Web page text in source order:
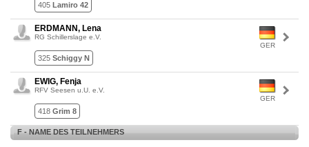
405 Lamiro 42
GER
ERDMANN, Lena
RG Schillerslage e.V.
325 Schiggy N
GER
EWIG, Fenja
RFV Seesen u.U. e.V.
418 Grim 8
F - NAME DES TEILNEHMERS